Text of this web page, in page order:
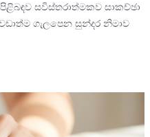
සවිස්තරාත්මකව සාකච්ඡා
ගැලපෙන සුන්දර නිමාව